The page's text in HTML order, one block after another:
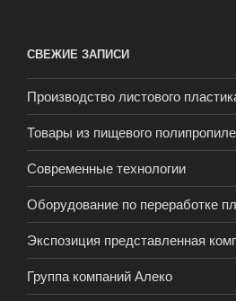
СВЕЖИЕ ЗАПИСИ
Производство листового
Товары из пищевого
Современные технологии
Оборудование по переработке
Экспозиция представленная
Группа компаний Алеко